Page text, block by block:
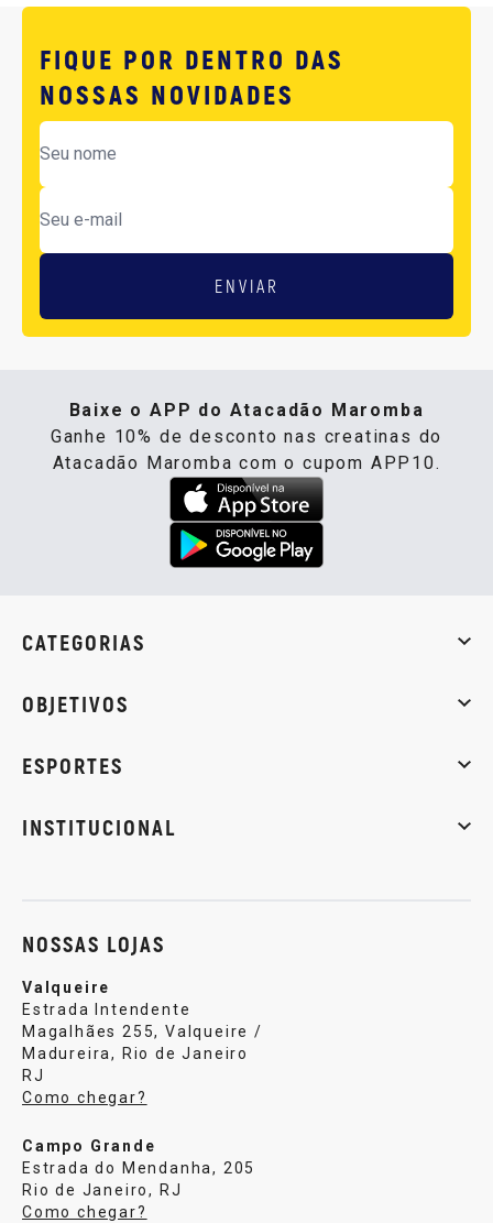
FIQUE POR DENTRO DAS
NOSSAS NOVIDADES
ENVIAR
Baixe o APP do Atacadão Maromba
Ganhe 10% de desconto nas creatinas do
Atacadão Maromba com o cupom APP10.
CATEGORIAS
OBJETIVOS
ESPORTES
INSTITUCIONAL
NOSSAS LOJAS
Valqueire
Estrada Intendente
Magalhães 255, Valqueire /
Madureira, Rio de Janeiro
RJ
Como chegar?
Campo Grande
Estrada do Mendanha, 205
Rio de Janeiro, RJ
Como chegar?